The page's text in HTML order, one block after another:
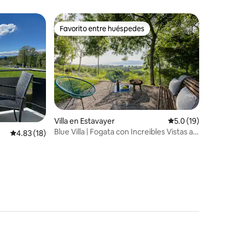
Calificación promedio: 4.83 de 5; 18 evaluaciones
4.83 (18)
Favorito entre huéspedes
Favorito entre huéspedes
Villa en Estavayer Calificación
5.0 (19)
Blue Villa | Fogata con Increibles Vistas al